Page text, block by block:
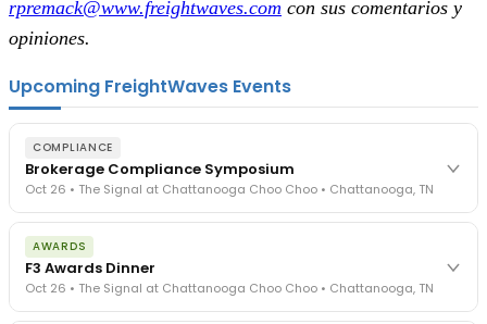
rpremack@www.freightwaves.com con sus comentarios y
opiniones.
Upcoming FreightWaves Events
COMPLIANCE
Brokerage Compliance Symposium
Oct 26 • The Signal at Chattanooga Choo Choo • Chattanooga, TN
The day before F3. Every compliance issue you face - fraud
exposure, carrier liability, FMCSA rules, cargo theft, insurance gaps
- navigated by attorneys and operators defining best practices
in a changing industry.
The Signal at Chattanooga Choo Choo • Chattanooga, TN
AWARDS
F3 Awards Dinner
Oct 26 • The Signal at Chattanooga Choo Choo • Chattanooga, TN